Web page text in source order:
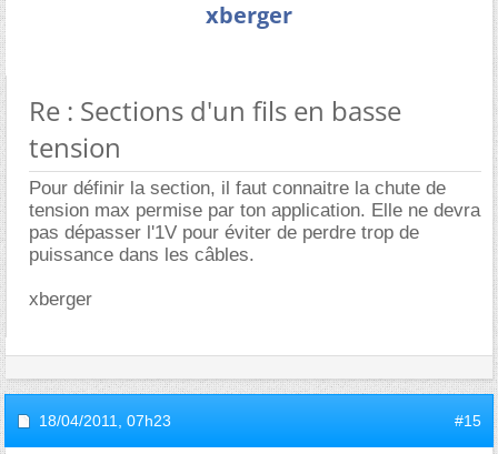
xberger
Re : Sections d'un fils en basse
tension
Pour définir la section, il faut connaitre la chute de
tension max permise par ton application. Elle ne devra
pas dépasser l'1V pour éviter de perdre trop de
puissance dans les câbles.
xberger
18/04/2011, 07h23 #15